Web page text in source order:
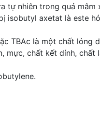
tự nhiên trong quả mâm
isobutyl axetat là este
TBAc là một chất lỏng
mực, chất kết dính,